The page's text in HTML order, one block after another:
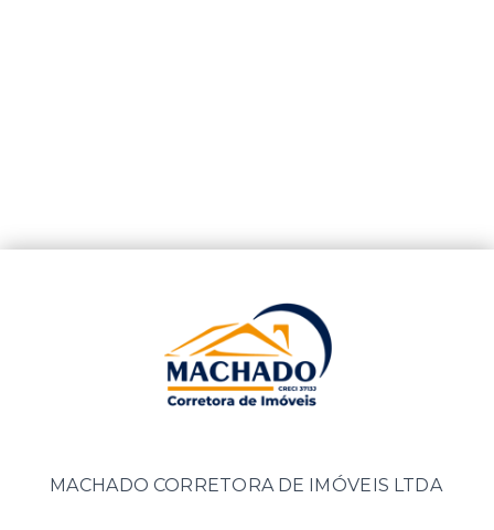
MACHADO CORRETORA DE IMÓVEIS LTDA